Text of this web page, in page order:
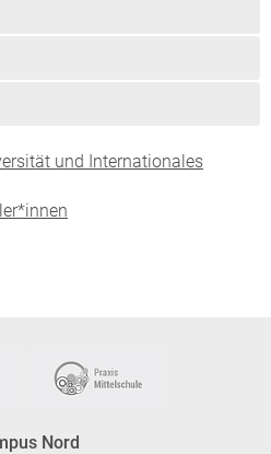
und Internationales
Nord